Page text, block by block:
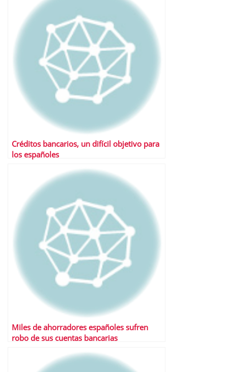
Créditos bancarios, un difícil objetivo para
los españoles
Miles de ahorradores españoles sufren
robo de sus cuentas bancarias